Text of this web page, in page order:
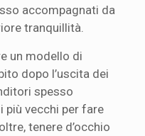
accompagnati da
tranquillità.
un modello di
dopo l’uscita dei
spesso
più vecchi per fare
tenere d’occhio